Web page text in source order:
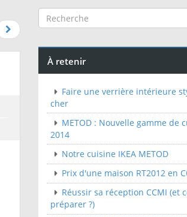
À retenir
Faire une verrière intérieure
cher
METOD : Nouvelle gamme de
2014
Notre cuisine IKEA METOD
Prix d'une maison RT2012 en
Réussir sa réception CCMI (et
préparer ?)